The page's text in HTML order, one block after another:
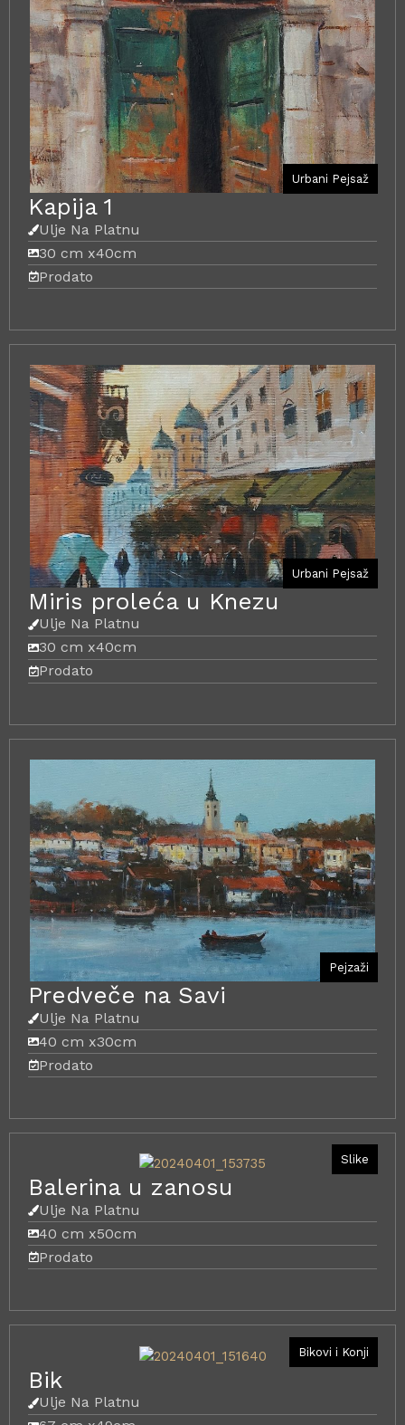
Urbani Pejsaž
Kapija 1
Ulje Na Platnu
30 cm x40cm
Prodato
Urbani Pejsaž
Miris proleća u Knezu
Ulje Na Platnu
30 cm x40cm
Prodato
Pejzaži
Predveče na Savi
Ulje Na Platnu
40 cm x30cm
Prodato
Slike
Balerina u zanosu
Ulje Na Platnu
40 cm x50cm
Prodato
Bikovi i Konji
Bik
Ulje Na Platnu